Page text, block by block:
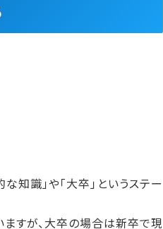
知識」や「大卒」というステー
すが、大卒の場合は新卒で現